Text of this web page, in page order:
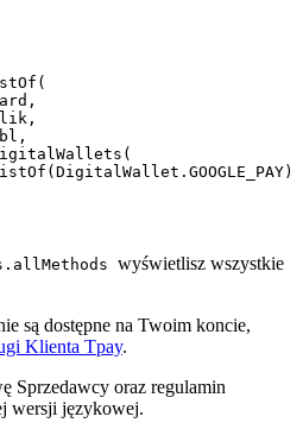
wyświetlisz wszystkie
są dostępne na Twoim koncie,
Klienta Tpay.
Sprzedawcy oraz regulamin
wersji językowej.